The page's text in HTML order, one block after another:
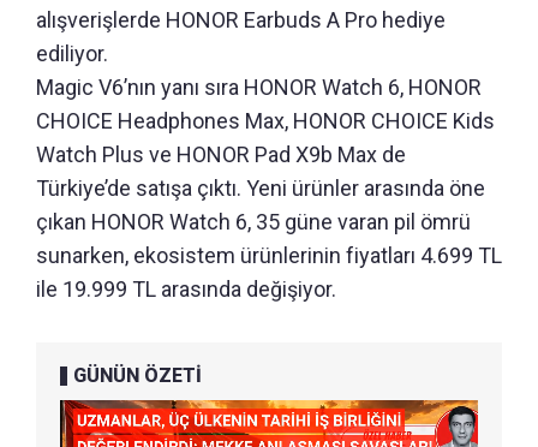
alışverişlerde HONOR Earbuds A Pro hediye
ediliyor.
Magic V6’nın yanı sıra HONOR Watch 6, HONOR
CHOICE Headphones Max, HONOR CHOICE Kids
Watch Plus ve HONOR Pad X9b Max de
Türkiye’de satışa çıktı. Yeni ürünler arasında öne
çıkan HONOR Watch 6, 35 güne varan pil ömrü
sunarken, ekosistem ürünlerinin fiyatları 4.699 TL
ile 19.999 TL arasında değişiyor.
GÜNÜN ÖZETİ